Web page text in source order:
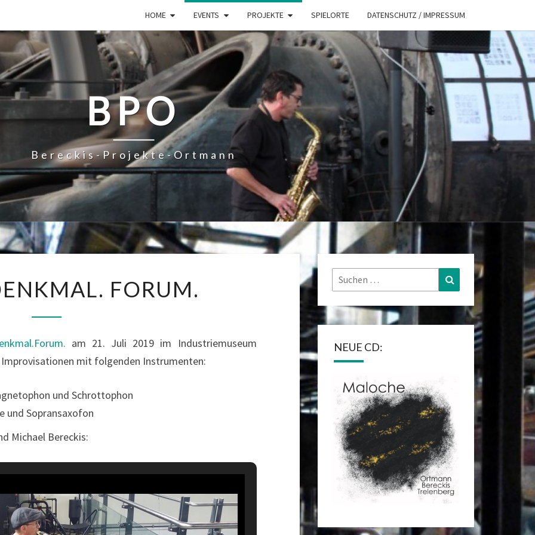
HOME EVENTS PROJEKTE SPIELORTE DATENSCHUTZ / IMPRESSUM
BPO
Bereckis-Projekte-Ortmann
I
K
D
E
N
L
.
FORUM.
am 21. Juli 2019 im Industriemuseum
mit folgenden Instrumenten:
und Schrottophon
und Sopransaxofon
Michael Bereckis:
Suchen
nach:
Suchen
NEUE CD: